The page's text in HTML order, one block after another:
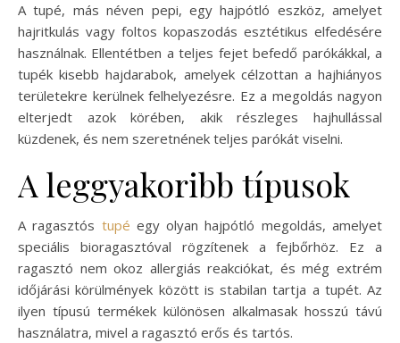
A tupé, más néven pepi, egy hajpótló eszköz, amelyet
hajritkulás vagy foltos kopaszodás esztétikus elfedésére
használnak. Ellentétben a teljes fejet befedő parókákkal, a
tupék kisebb hajdarabok, amelyek célzottan a hajhiányos
területekre kerülnek felhelyezésre. Ez a megoldás nagyon
elterjedt azok körében, akik részleges hajhullással
küzdenek, és nem szeretnének teljes parókát viselni.
A leggyakoribb típusok
A ragasztós tupé egy olyan hajpótló megoldás, amelyet
speciális bioragasztóval rögzítenek a fejbőrhöz. Ez a
ragasztó nem okoz allergiás reakciókat, és még extrém
időjárási körülmények között is stabilan tartja a tupét. Az
ilyen típusú termékek különösen alkalmasak hosszú távú
használatra, mivel a ragasztó erős és tartós.